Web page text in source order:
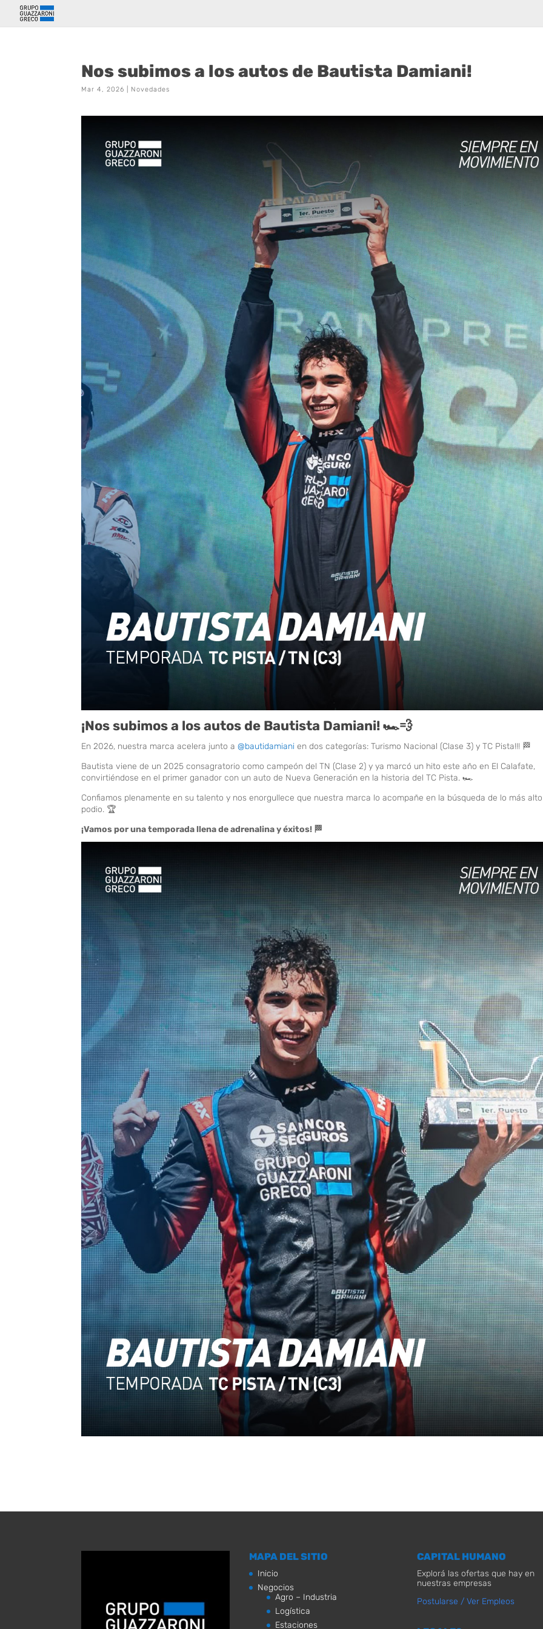
Nos subimos a los autos de Bautista Damiani!
Mar 4, 2026 Novedades
¡Nos subimos a los autos de Bautista Damiani! 🏎️💨
En 2026, nuestra marca acelera junto a@bautidamiani en dos categorías: Turismo Nacional (Clase 3) y TC Pista!!! 🏁
Bautista viene de un 2025 consagratorio como campeón del TN (Clase 2) y ya marcó un hito este año en El Calafate,
convirtiéndose en el primer ganador con un auto de Nueva Generación en la historia del TC Pista. 🏎️
Confiamos plenamente en su talento y nos enorgullece que nuestra marca lo acompañe en la búsqueda de lo más
podio. 🏆
¡Vamos por una temporada llena de adrenalina y éxitos! 🏁
MAPA DEL SITIO
Inicio
Negocios
Agro – Industria
Logística
Estaciones
CAPITAL HUMANO
Explorá las ofertas que hay en
nuestras empresas
Postularse / Ver Empleos